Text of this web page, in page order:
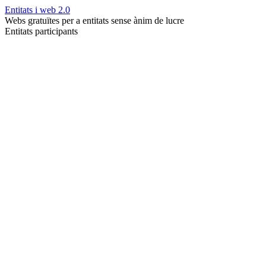
Entitats i web 2.0
Webs gratuïtes per a entitats sense ànim de lucre
Entitats participants